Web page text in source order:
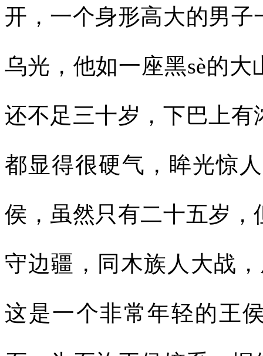
开，一个身形高大的男
乌光，他如一座黑sè的
还不足三十岁，下巴上
都显得很硬气，眸光惊
侯，虽然只有二十五岁
守边疆，同木族人大战
这是一个非常年轻的王